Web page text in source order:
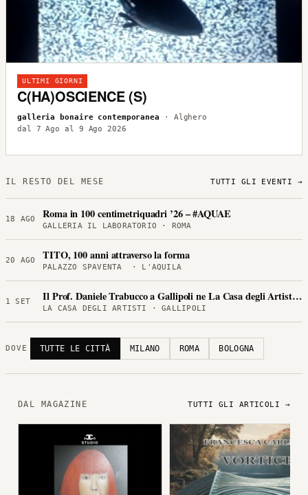
ULTIMI GIORNI
C(HA)OSCIENCE (S)
galleria bonaire contemporanea · Alghero
dal 7 Ago al 9 Ago 2026
IL RESTO DEL MESE TUTTI GLI EVENTI →
18 AGO Roma in 100 centimetriquadri ’26 – #AQUAE
GALLERIA IL LABORATORIO · ROMA
20 AGO TITO, 100 anni attraverso la forma
PALAZZO SPAVENTA · L'AQUILA
1 SET Il Prof. Daniele Trabucco a Gallipoli ne La Casa degli Artisti
LA CASA DEGLI ARTISTI · GALLIPOLI
DOVE TUTTE LE CITTÀ MILANO ROMA BOLOGNA
DAL MAGAZINE TUTTI GLI ARTICOLI →